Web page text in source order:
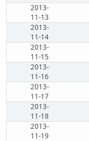
2013-
11-13
2013-
11-14
2013-
11-15
2013-
11-16
2013-
11-17
2013-
11-18
2013-
11-19